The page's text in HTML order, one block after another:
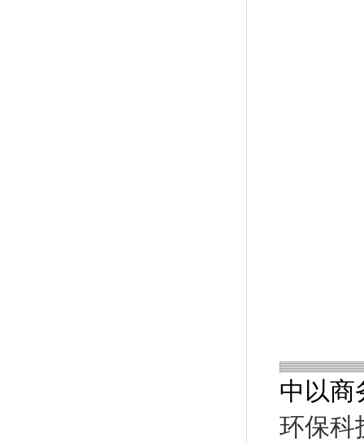
中以商
环保科